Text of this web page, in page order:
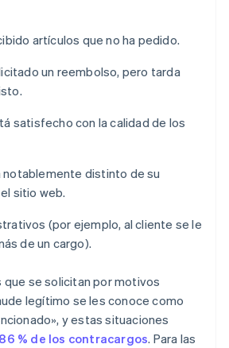
artículos que no ha pedido.
un reembolso, pero tarda
satisfecho con la calidad de los
notablemente distinto de su
sitio web.
(por ejemplo, al cliente se le
de un cargo).
se solicitan por motivos
legítimo se les conoce como
y estas situaciones
% de los contracargos. Para las